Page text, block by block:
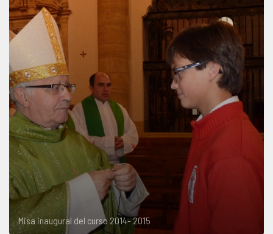
Misa inaugural del curso 2014- 2015